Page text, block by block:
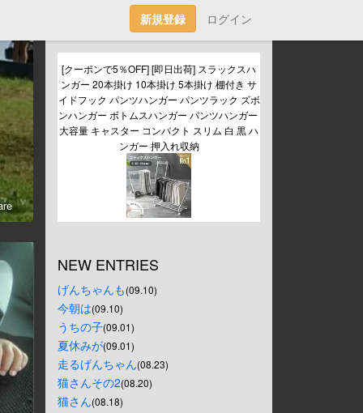
新規登録 ログイン
[クーポンで5％OFF] [即日出荷] スラックスハ
ンガー 20本掛け 10本掛け 5本掛け 棚付き サ
イドフック パンツハンガー パンツラック ズボ
ンハンガー ボトムスハンガー パンツハンガー
大容量 キャスター コンパクト スリム 白 黒 ハ
ンガー 押入れ収納
NEW ENTRIES
げんちゃんも(09.10)
今朝は(09.10)
うちの子(09.01)
夏休みが(09.01)
走るげんちゃん(08.23)
猫さんその2(08.20)
猫さん(08.18)